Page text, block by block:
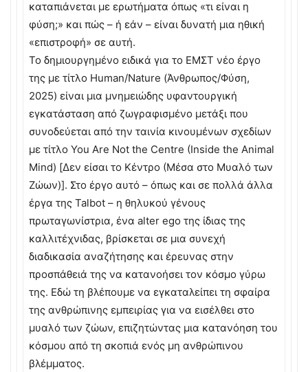
καταπιάνεται με ερωτήματα όπως «τι είναι η
φύση;» και πώς – ή εάν – είναι δυνατή μια ηθική
«επιστροφή» σε αυτή.
Το δημιουργημένο ειδικά για το ΕΜΣΤ νέο έργο
της με τίτλο Human/Nature (Άνθρωπος/Φύση,
2025) είναι μια μνημειώδης υφαντουργική
εγκατάσταση από ζωγραφισμένο μετάξι που
συνοδεύεται από την ταινία κινουμένων σχεδίων
με τίτλο You Are Not the Centre (Inside the Animal
Mind) [∆εν είσαι το Κέντρο (Μέσα στο Μυαλό των
Ζώων)]. Στο έργο αυτό – όπως και σε πολλά άλλα
έργα της Talbot – η θηλυκού γένους
πρωταγωνίστρια, ένα alter ego της ίδιας της
καλλιτέχνιδας, βρίσκεται σε μια συνεχή
διαδικασία αναζήτησης και έρευνας στην
προσπάθειά της να κατανοήσει τον κόσμο γύρω
της. Εδώ τη βλέπουμε να εγκαταλείπει τη σφαίρα
της ανθρώπινης εμπειρίας για να εισέλθει στο
μυαλό των ζώων, επιζητώντας μια κατανόηση του
κόσμου από τη σκοπιά ενός μη ανθρώπινου
βλέμματος.